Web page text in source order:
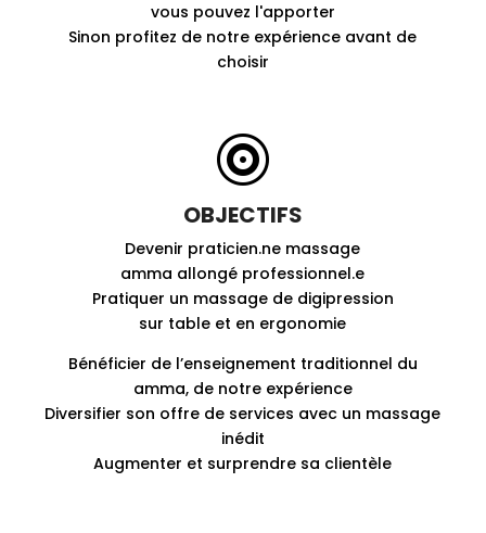
vous pouvez l'apporter
Sinon profitez de notre expérience avant de
choisir

OBJECTIFS
Devenir praticien.ne massage
amma allongé professionnel.e
Pratiquer un massage de digipression
sur table et en ergonomie
Bénéficier de l’enseignement traditionnel du
amma, de notre expérience
Diversifier son offre de services avec un massage
inédit
Augmenter et surprendre sa clientèle